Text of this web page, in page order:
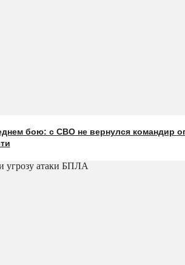
бою: с СВО не вернулся командир